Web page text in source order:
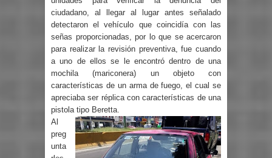
ciudadano, al llegar al lugar antes señalado
detectaron el vehículo que coincidía con las
señas proporcionadas, por lo que se acercaron
para realizar la revisión preventiva, fue cuando
a uno de ellos se le encontró dentro de una
mochila (mariconera) un objeto con
características de un arma de fuego, el cual se
apreciaba ser réplica con características de una
pistola tipo Beretta.
Al
preg
unta